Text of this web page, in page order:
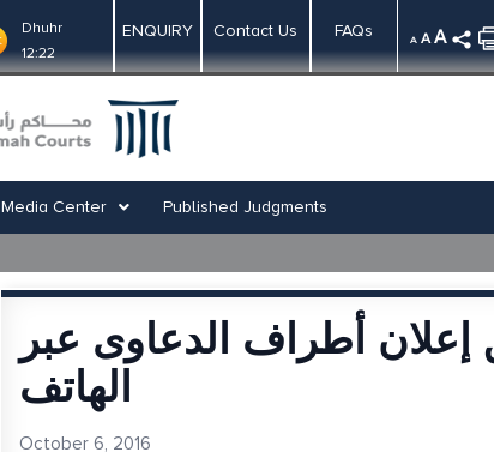
Dhuhr
12:22
ENQUIRY Contact Us FAQs A A A
Media Center Published Judgments
أطراف الدعاوى عبر
الهاتف
October 6, 2016